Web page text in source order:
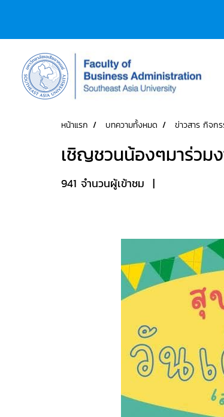
หน้าแรก บทความทั้งหมด ข่าวสาร กิจก
เชิญชวนน้องๆมาร่วม
941 จำนวนผู้เข้าชม |